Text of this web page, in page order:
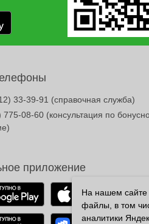
33-39-91 (справочная служба)
08-60 (консультация по
приложение
На нашем сайте
файлы, в том
аналитики